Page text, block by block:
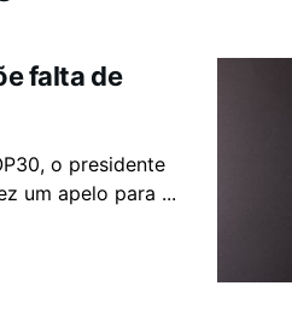
falta de
o presidente
um apelo para ...